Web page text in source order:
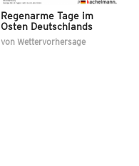
Regenarme Tage im
Osten Deutschlands
von Wettervorhersage